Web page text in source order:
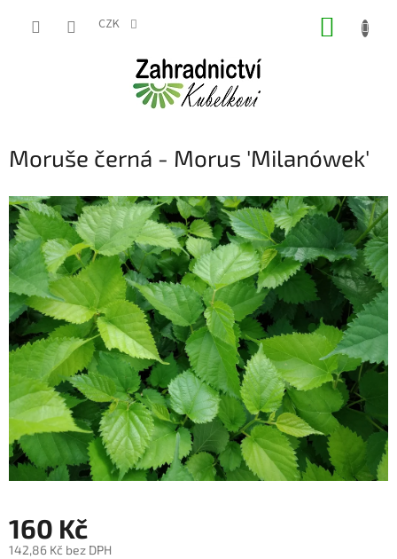
CZK
Moruše černá - Morus 'Milanówek'
160 Kč
142,86 Kč bez DPH